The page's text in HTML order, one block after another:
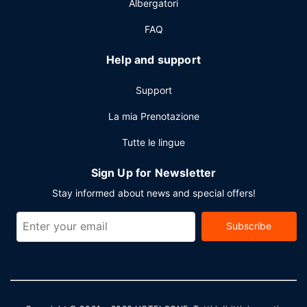
personale poliglotta. È possibile usufruire di una navetta da
e per l'aeroporto 24 ore su 24 a pagamento.
Albergatori
FAQ
Help and support
Support
La mia Prenotazione
Tutte le lingue
Sign Up for Newsletter
Stay informed about news and special offers!
Subscribe